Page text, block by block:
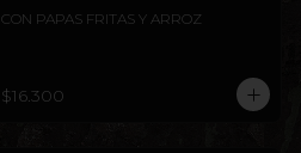
CON PAPAS FRITAS Y ARROZ
$16.300